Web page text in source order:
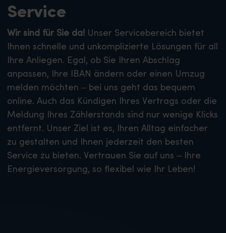
Service
Wir sind für Sie da!Unser Servicebereich bietet
Ihnen schnelle und unkomplizierte Lösungen für all
Ihre Anliegen. Egal, ob Sie Ihren Abschlag
anpassen, Ihre IBAN ändern oder einen Umzug
melden möchten – bei uns geht das bequem
online. Auch das Kündigen Ihres Vertrags oder die
Meldung Ihres Zählerstands sind nur wenige Klicks
entfernt. Unser Ziel ist es, Ihren Alltag einfacher
zu gestalten und Ihnen jederzeit den besten
Service zu bieten. Vertrauen Sie auf uns – Ihre
Energieversorgung, so flexibel wie Ihr Leben!